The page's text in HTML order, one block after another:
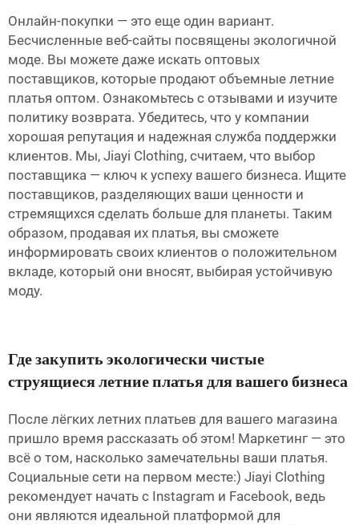
Онлайн-покупки — это еще один вариант.
Бесчисленные веб-сайты посвящены экологичной
моде. Вы можете даже искать оптовых
поставщиков, которые продают объемные летние
платья оптом. Ознакомьтесь с отзывами и изучите
политику возврата. Убедитесь, что у компании
хорошая репутация и надежная служба поддержки
клиентов. Мы, Jiayi Clothing, считаем, что выбор
поставщика — ключ к успеху вашего бизнеса. Ищите
поставщиков, разделяющих ваши ценности и
стремящихся сделать больше для планеты. Таким
образом, продавая их платья, вы сможете
информировать своих клиентов о положительном
вкладе, который они вносят, выбирая устойчивую
моду.
Где закупить экологически чистые
струящиеся летние платья для вашего бизнеса
После лёгких летних платьев для вашего магазина
пришло время рассказать об этом! Маркетинг — это
всё о том, насколько замечательны ваши платья.
Социальные сети на первом месте:) Jiayi Clothing
рекомендует начать с Instagram и Facebook, ведь
они являются идеальной платформой для